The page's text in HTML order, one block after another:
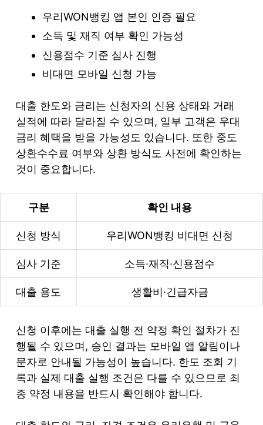
우리WON뱅킹 앱 본인 인증 필요
소득 및 재직 여부 확인 가능성
신용점수 기준 심사 진행
비대면 모바일 신청 가능
대출 한도와 금리는 신청자의 신용 상태와 거래
실적에 따라 달라질 수 있으며, 일부 고객은 우대
금리 혜택을 받을 가능성도 있습니다. 또한 중도
상환수수료 여부와 상환 방식도 사전에 확인하는
것이 중요합니다.
구분 확인 내용
신청 방식 우리WON뱅킹 비대면 신청
심사 기준 소득·재직·신용점수
대출 용도 생활비·긴급자금
신청 이후에는 대출 실행 전 약정 확인 절차가 진
행될 수 있으며, 승인 결과는 모바일 앱 알림이나
문자로 안내될 가능성이 높습니다. 한도 조회 기
록과 실제 대출 실행 조건은 다를 수 있으므로 최
종 약정 내용을 반드시 확인해야 합니다.